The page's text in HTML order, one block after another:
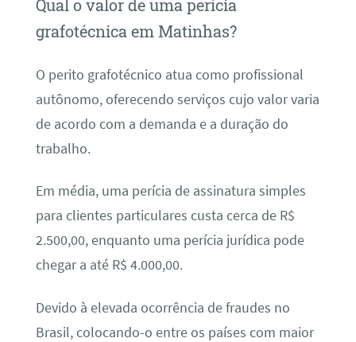
Qual o valor de uma perícia
grafotécnica em Matinhas?
O perito grafotécnico atua como profissional
autônomo, oferecendo serviços cujo valor varia
de acordo com a demanda e a duração do
trabalho.
Em média, uma perícia de assinatura simples
para clientes particulares custa cerca de R$
2.500,00, enquanto uma perícia jurídica pode
chegar a até R$ 4.000,00.
Devido à elevada ocorrência de fraudes no
Brasil, colocando-o entre os países com maior